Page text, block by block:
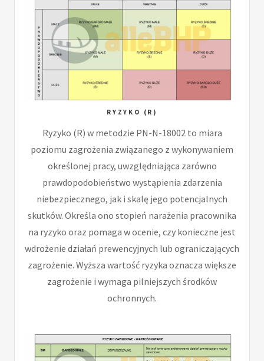
RYZYKO (R)
Ryzyko (R) w metodzie PN-N-18002 to miara
poziomu zagrożenia związanego z wykonywaniem
określonej pracy, uwzględniająca zarówno
prawdopodobieństwo wystąpienia zdarzenia
niebezpiecznego, jak i skalę jego potencjalnych
skutków. Określa ono stopień narażenia pracownika
na ryzyko oraz pomaga w ocenie, czy konieczne jest
wdrożenie działań prewencyjnych lub ograniczających
zagrożenie. Wyższa wartość ryzyka oznacza większe
zagrożenie i wymaga pilniejszych środków
ochronnych.